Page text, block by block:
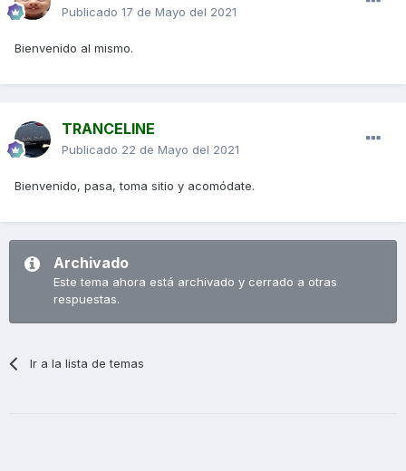
Publicado 17 de Mayo del 2021
Bienvenido al mismo.
TRANCELINE
Publicado 22 de Mayo del 2021
Bienvenido, pasa, toma sitio y acomódate.
Archivado
Este tema ahora está archivado y cerrado a otras
respuestas.
Ir a la lista de temas